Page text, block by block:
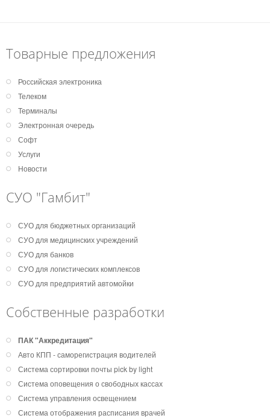
Товарные предложения
Российская электроника
Телеком
Терминалы
Электронная очередь
Софт
Услуги
Новости
СУО "Гамбит"
СУО для бюджетных организаций
СУО для медицинских учреждений
СУО для банков
СУО для логистических комплексов
СУО для предприятий автомойки
Собственные разработки
ПАК "Аккредитация"
Авто КПП - саморегистрация водителей
Система сортировки почты pick by light
Система оповещения о свободных кассах
Система управления освещением
Система отображения расписания врачей